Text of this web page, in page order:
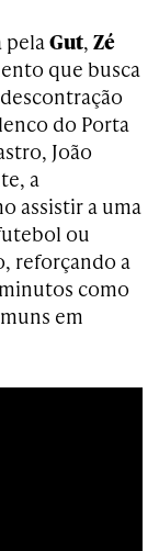
pela Gut, Zé
que busca
do Porta
João
a
assistir a uma
ou
reforçando a
como
em